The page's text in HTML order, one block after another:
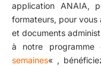
application ANAIA,
formateurs, pour vous
et documents
à notre programme
semaines« ,